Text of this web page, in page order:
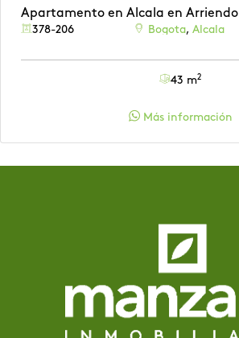
Apartamento en Alcala en Arriendo
378-206 Bogota, Alcala
43 m2
Más información